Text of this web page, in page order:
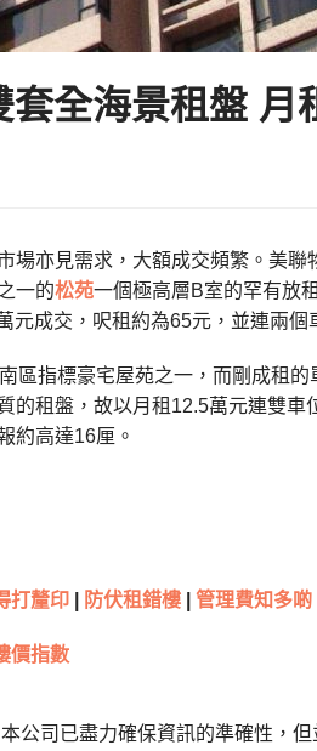
全海景租盤 月
場亦見需求，大額成交頻繁。美
一的松苑一個極高層B室的罕有放
元成交，呎租約為65元，並連兩
區指標豪宅屋苑之一，而剛成租
的租盤，故以月租12.5萬元連雙
約高達16厘。
打釐印 防伏租錯樓 管理費知多啲
價指數
公司已盡力確保資訊的準確性，